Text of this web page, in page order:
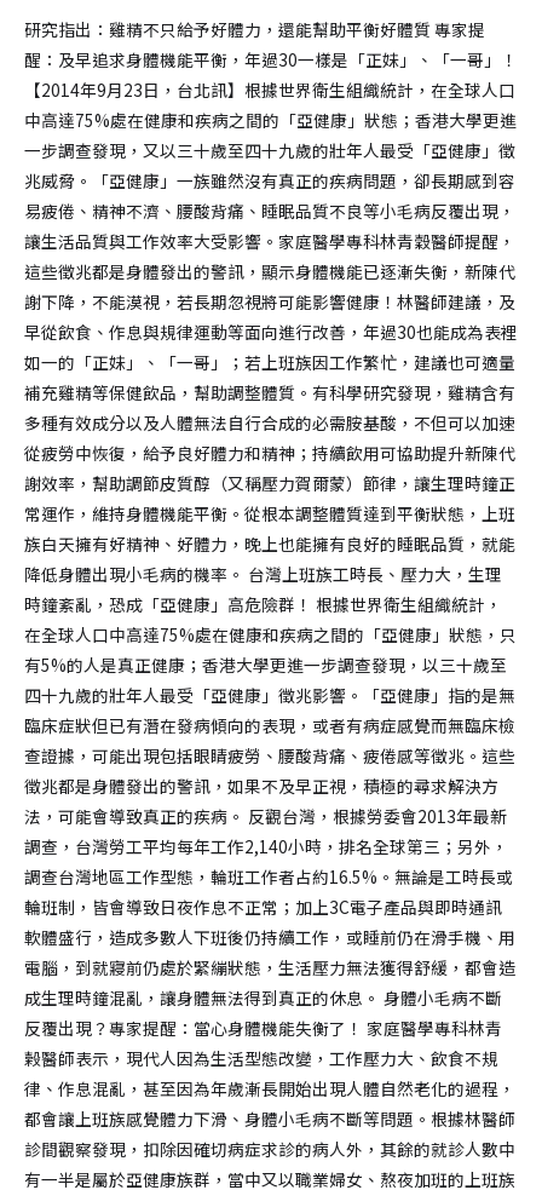
研究指出：雞精不只給予好體力，還能幫助平衡好體質 專家提
醒：及早追求身體機能平衡，年過30一樣是「正妹」、「一哥」！
【2014年9月23日，台北訊】根據世界衛生組織統計，在全球人口
中高達75%處在健康和疾病之間的「亞健康」狀態；香港大學更進
一步調查發現，又以三十歲至四十九歲的壯年人最受「亞健康」徵
兆威脅。「亞健康」一族雖然沒有真正的疾病問題，卻長期感到容
易疲倦、精神不濟、腰酸背痛、睡眠品質不良等小毛病反覆出現，
讓生活品質與工作效率大受影響。家庭醫學專科林青穀醫師提醒，
這些徵兆都是身體發出的警訊，顯示身體機能已逐漸失衡，新陳代
謝下降，不能漠視，若長期忽視將可能影響健康！林醫師建議，及
早從飲食、作息與規律運動等面向進行改善，年過30也能成為表裡
如一的「正妹」、「一哥」；若上班族因工作繁忙，建議也可適量
補充雞精等保健飲品，幫助調整體質。有科學研究發現，雞精含有
多種有效成分以及人體無法自行合成的必需胺基酸，不但可以加速
從疲勞中恢復，給予良好體力和精神；持續飲用可協助提升新陳代
謝效率，幫助調節皮質醇（又稱壓力賀爾蒙）節律，讓生理時鐘正
常運作，維持身體機能平衡。從根本調整體質達到平衡狀態，上班
族白天擁有好精神、好體力，晚上也能擁有良好的睡眠品質，就能
降低身體出現小毛病的機率。 台灣上班族工時長、壓力大，生理
時鐘紊亂，恐成「亞健康」高危險群！ 根據世界衛生組織統計，
在全球人口中高達75%處在健康和疾病之間的「亞健康」狀態，只
有5%的人是真正健康；香港大學更進一步調查發現，以三十歲至
四十九歲的壯年人最受「亞健康」徵兆影響。「亞健康」指的是無
臨床症狀但已有潛在發病傾向的表現，或者有病症感覺而無臨床檢
查證據，可能出現包括眼睛疲勞、腰酸背痛、疲倦感等徵兆。這些
徵兆都是身體發出的警訊，如果不及早正視，積極的尋求解決方
法，可能會導致真正的疾病。 反觀台灣，根據勞委會2013年最新
調查，台灣勞工平均每年工作2,140小時，排名全球第三；另外，
調查台灣地區工作型態，輪班工作者占約16.5%。無論是工時長或
輪班制，皆會導致日夜作息不正常；加上3C電子產品與即時通訊
軟體盛行，造成多數人下班後仍持續工作，或睡前仍在滑手機、用
電腦，到就寢前仍處於緊繃狀態，生活壓力無法獲得舒緩，都會造
成生理時鐘混亂，讓身體無法得到真正的休息。 身體小毛病不斷
反覆出現？專家提醒：當心身體機能失衡了！ 家庭醫學專科林青
榖醫師表示，現代人因為生活型態改變，工作壓力大、飲食不規
律、作息混亂，甚至因為年歲漸長開始出現人體自然老化的過程，
都會讓上班族感覺體力下滑、身體小毛病不斷等問題。根據林醫師
診間觀察發現，扣除因確切病症求診的病人外，其餘的就診人數中
有一半是屬於亞健康族群，當中又以職業婦女、熬夜加班的上班族